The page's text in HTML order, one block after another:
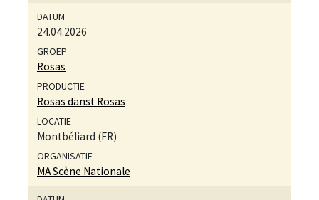
24.04.2026
Rosas
Rosas danst Rosas
Montbéliard (FR)
MA Scène Nationale